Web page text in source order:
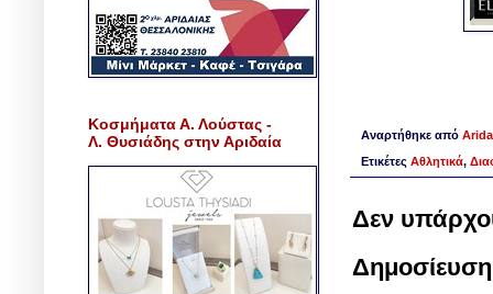
Αναρτήθηκε από
Ετικέτες Αθλητικά,
Δεν
Κοσμήματα Α. Λούστας -
Λ. Θυσιάδης στην Αριδαία